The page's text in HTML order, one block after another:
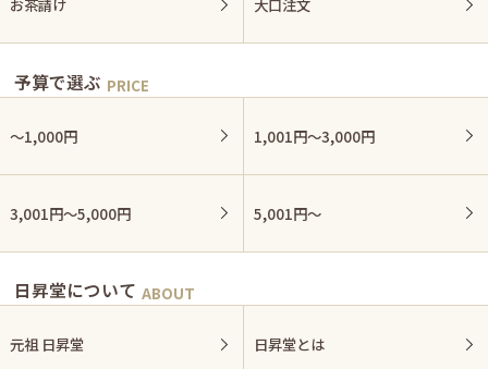
お茶請け 大口注文
予算で選ぶ
〜1,000円 1,001円〜3,000円
3,001円〜5,000円 5,001円〜
日昇堂について
元祖 日昇堂 日昇堂とは